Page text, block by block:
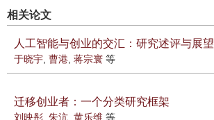
相关论文
人工智能与创业的交汇：研究述评与展望
于晓宇, 曹港, 蒋宗寰 等
迁移创业者：一个分类研究框架
刘映彤, 朱沆, 黄乐维 等